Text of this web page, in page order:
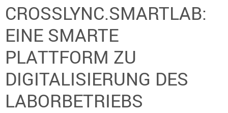
CROSSLYNC.SMARTLAB:
EINE SMARTE
PLATTFORM ZU
DIGITALISIERUNG DES
LABORBETRIEBS